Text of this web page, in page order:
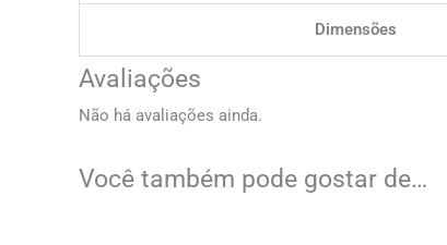
Dimensões
Avaliações
Não há avaliações ainda.
Você também pode gostar de…